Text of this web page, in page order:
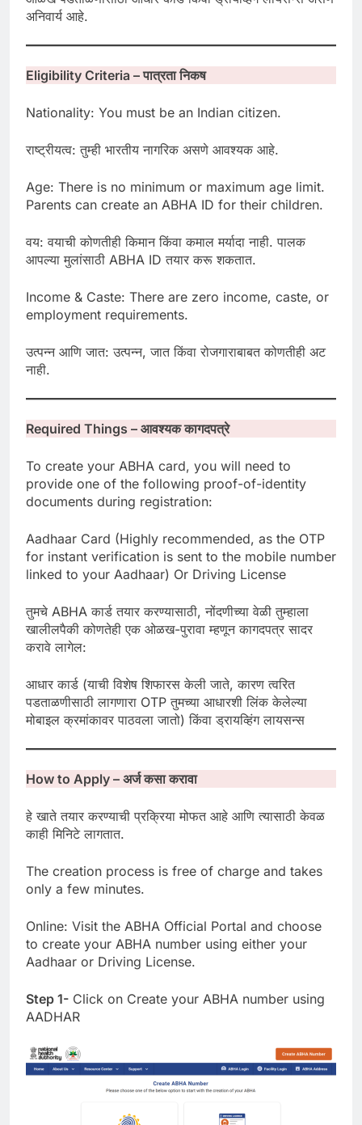
अनिवार्य आहे.
Eligibility Criteria –पात्रता निकष
Nationality: You must be an Indian citizen.
राष्ट्रीयत्व: तुम्ही भारतीय नागरिक असणे आवश्यक आहे.
Age: There is no minimum or maximum age limit.
Parents can create an ABHA ID for their children.
वय: वयाची कोणतीही किमान किंवा कमाल मर्यादा नाही. पालक
आपल्या मुलांसाठी ABHA ID तयार करू शकतात.
Income & Caste: There are zero income, caste, or
employment requirements.
उत्पन्न आणि जात: उत्पन्न, जात किंवा रोजगाराबाबत कोणतीही अट
नाही.
Required Things – आवश्यक कागदपत्रे
To create your ABHA card, you will need to
provide one of the following proof-of-identity
documents during registration:
Aadhaar Card (Highly recommended, as the OTP
for instant verification is sent to the mobile number
linked to your Aadhaar) Or Driving License
तुमचे ABHA कार्ड तयार करण्यासाठी, नोंदणीच्या वेळी तुम्हाला
खालीलपैकी कोणतेही एक ओळख-पुरावा म्हणून कागदपत्र सादर
करावे लागेल:
आधार कार्ड (याची विशेष शिफारस केली जाते, कारण त्वरित
पडताळणीसाठी लागणारा OTP तुमच्या आधारशी लिंक केलेल्या
मोबाइल क्रमांकावर पाठवला जातो) किंवा ड्रायव्हिंग लायसन्स
How to Apply – अर्ज कसा करावा
हे खाते तयार करण्याची प्रक्रिया मोफत आहे आणि त्यासाठी केवळ
काही मिनिटे लागतात.
The creation process is free of charge and takes
only a few minutes.
Online: Visit the ABHA Official Portal and choose
to create your ABHA number using either your
Aadhaar or Driving License.
Step 1- Click on Create your ABHA number using
AADHAR